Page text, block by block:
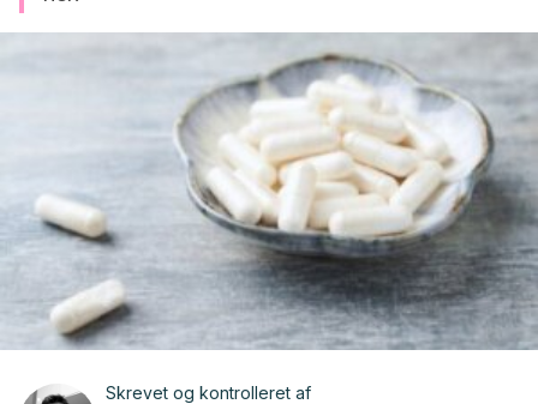
Skrevet og kontrolleret af